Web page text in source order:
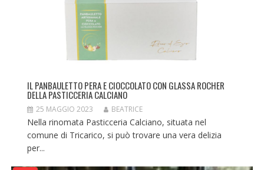
IL PANBAULETTO PERA E CIOCCOLATO CON GLASSA ROCHER
DELLA PASTICCERIA CALCIANO
25 MAGGIO 2023 BEATRICE
Nella rinomata Pasticceria Calciano, situata nel
comune di Tricarico, si può trovare una vera delizia
per...